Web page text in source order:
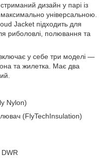
дизайн у парі із
універсальною.
Jacket підходить для
риболовлі, полювання та
у себе три моделі —
та жилетка. Має два
Nylon)
(FlyTechInsulation)